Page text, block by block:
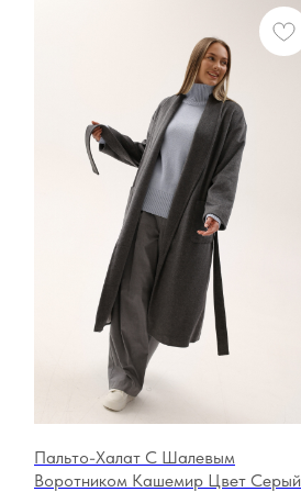
Пальто-Халат С Шалевым
Воротником Кашемир Цвет Серый